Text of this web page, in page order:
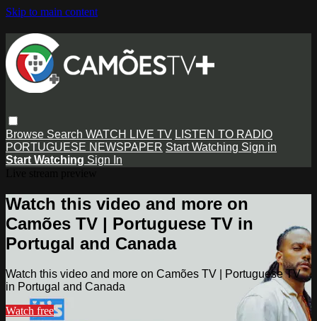
Skip to main content
Browse Search WATCH LIVE TV LISTEN TO RADIO
PORTUGUESE NEWSPAPER Start Watching Sign in
Start Watching Sign In
Watch this video and more on
Camões TV | Portuguese TV in
Portugal and Canada
Watch this video and more on Camões TV | Portuguese TV
in Portugal and Canada
Watch free